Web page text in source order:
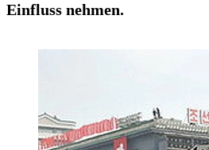
Einfluss nehmen.